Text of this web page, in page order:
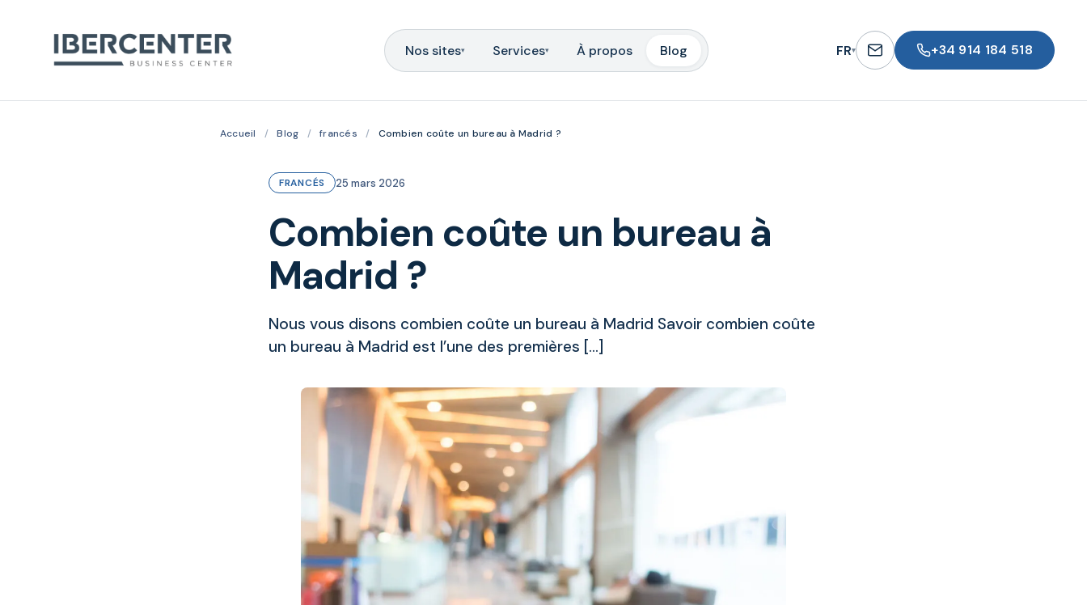
Nos sites▾ Services▾ À propos Blog FR▾ +34 914 184 518
Accueil / Blog / francés / Combien coûte un bureau à Madrid ?
FRANCÉS 25 mars 2026
Combien coûte un bureau à
Madrid ?
Nous vous disons combien coûte un bureau à Madrid Savoir combien coûte
un bureau à Madrid est l’une des premières […]